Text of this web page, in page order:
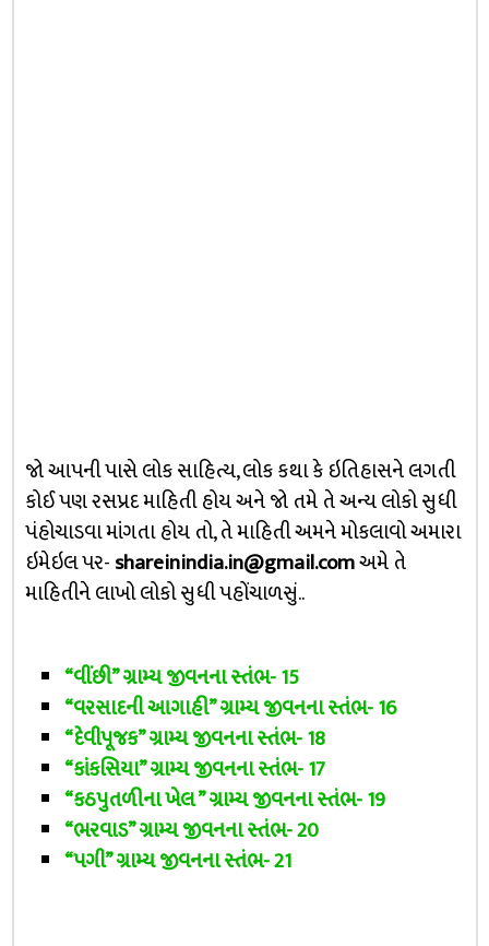
જો આપની પાસે લોક સાહિત્ય, લોક કથા કે ઇતિહાસને લગતી
કોઈ પણ રસપ્રદ માહિતી હોય અને જો તમે તે અન્ય લોકો સુધી
પંહોચાડવા માંગતા હોય તો, તે માહિતી અમને મોકલાવો અમારા
ઇમેઇલ પર-shareinindia.in@gmail.comઅમે તે
માહિતીને લાખો લોકો સુધી પહોંચાળસું..
“વીંછી” ગ્રામ્ય જીવનના સ્તંભ- 15
“વરસાદની આગાહી” ગ્રામ્ય જીવનના સ્તંભ- 16
“દેવીપૂજક” ગ્રામ્ય જીવનના સ્તંભ- 18
“કાંકસિયા” ગ્રામ્ય જીવનના સ્તંભ- 17
“કઠપુતળીના ખેલ ” ગ્રામ્ય જીવનના સ્તંભ- 19
“ભરવાડ” ગ્રામ્ય જીવનના સ્તંભ- 20
“પગી” ગ્રામ્ય જીવનના સ્તંભ- 21